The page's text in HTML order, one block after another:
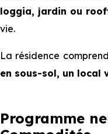
loggia, jardin ou
vie.
La résidence
en sous-sol, un local
Programme